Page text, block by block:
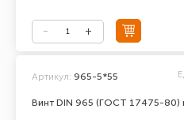
Винт DIN 965 (ГОСТ 17475-80)
Артикул: 965-5*55